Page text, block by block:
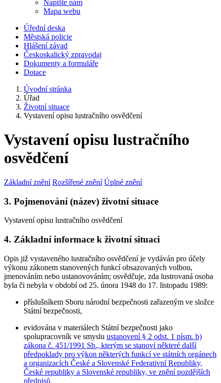
Napište nám
Mapa webu
Úřední deska
Městská policie
Hlášení závad
Českoskalický zpravodaj
Dokumenty a formuláře
Dotace
Úvodní stránka
Úřad
Životní situace
Vystavení opisu lustračního osvědčení
Vystavení opisu lustračního
osvědčení
Základní znění Rozšířené znění Úplné znění
3. Pojmenování (název) životní situace
Vystavení opisu lustračního osvědčení
4. Základní informace k životní situaci
Opis již vystaveného lustračního osvědčení je vydáván pro účely
výkonu zákonem stanovených funkcí obsazovaných volbou,
jmenováním nebo ustanovováním; osvědčuje, zda lustrovaná osoba
byla či nebyla v období od 25. února 1948 do 17. listopadu 1989:
příslušníkem Sboru národní bezpečnosti zařazeným ve složce
Státní bezpečnosti,
evidována v materiálech Státní bezpečnosti jako
spolupracovník ve smyslu ustanovení § 2 odst. 1 písm. b)
zákona č. 451/1991 Sb., kterým se stanoví některé další
předpoklady pro výkon některých funkcí ve státních orgánech
a organizacích České a Slovenské Federativní Republiky,
České republiky a Slovenské republiky, ve znění pozdějších
předpisů.